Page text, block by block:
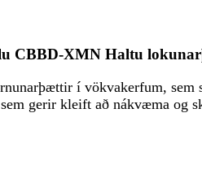
CBBD-XMN Haltu
í vökvakerfum,
gerir kleift að nákvæma og